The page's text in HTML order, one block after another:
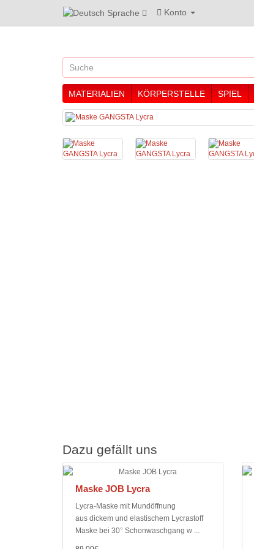
Sprache Konto
MATERIALIEN KÖRPERSTELLE SPIEL
Dazu gefällt uns
Maske JOB Lycra
Lycra-Maske mit Mundöffnung
aus dickem und elastischem Lycrastoff
Maske bei 30° Schonwaschgang w ...